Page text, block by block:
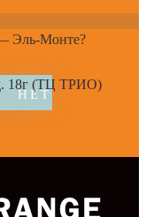
Эль-Монте?
18г (ТЦ ТРИО)